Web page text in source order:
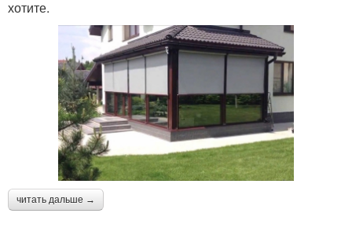
хотите.
читать дальше →